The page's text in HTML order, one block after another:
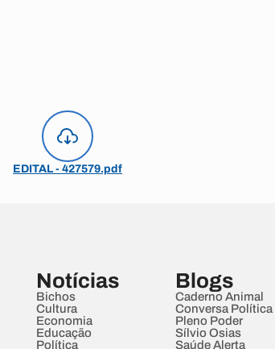
EDITAL - 427579.pdf
Notícias
Bichos
Cultura
Economia
Educação
Política
Blogs
Caderno Animal
Conversa Política
Pleno Poder
Sílvio Osias
Saúde Alerta